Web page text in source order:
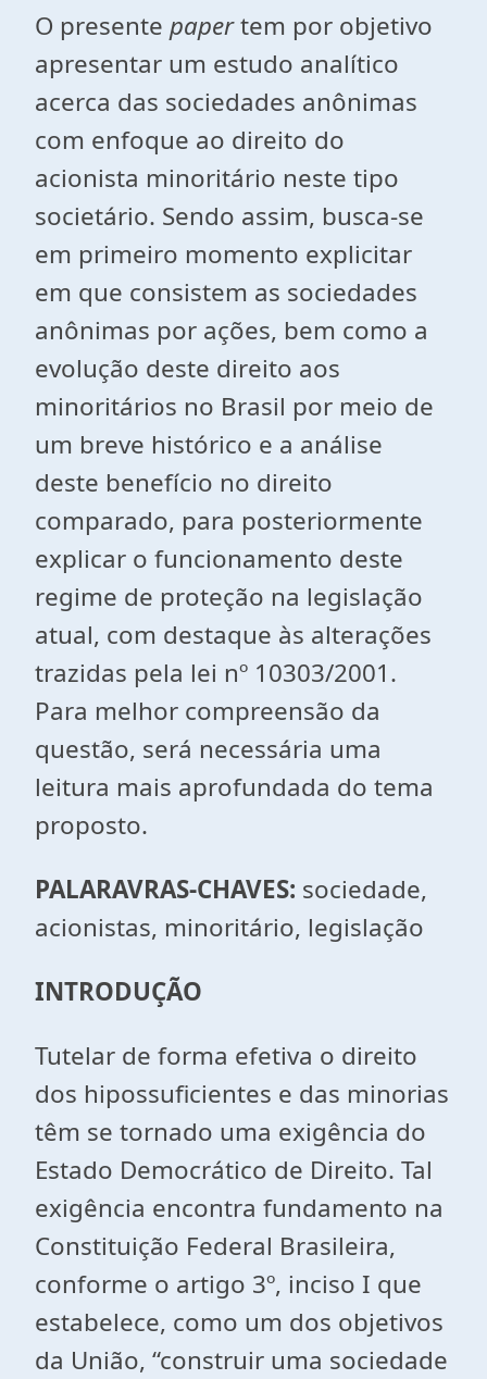
O presente papertem por objetivo
apresentar um estudo analítico
acerca das sociedades anônimas
com enfoque ao direito do
acionista minoritário neste tipo
societário. Sendo assim, busca-se
em primeiro momento explicitar
em que consistem as sociedades
anônimas por ações, bem como a
evolução deste direito aos
minoritários no Brasil por meio de
um breve histórico e a análise
deste benefício no direito
comparado, para posteriormente
explicar o funcionamento deste
regime de proteção na legislação
atual, com destaque às alterações
trazidas pela lei nº 10303/2001.
Para melhor compreensão da
questão, será necessária uma
leitura mais aprofundada do tema
proposto.
PALARAVRAS-CHAVES: sociedade,
acionistas, minoritário, legislação
INTRODUÇÃO
Tutelar de forma efetiva o direito
dos hipossuficientes e das minorias
têm se tornado uma exigência do
Estado Democrático de Direito. Tal
exigência encontra fundamento na
Constituição Federal Brasileira,
conforme o artigo 3º, inciso I que
estabelece, como um dos objetivos
da União, “construir uma sociedade